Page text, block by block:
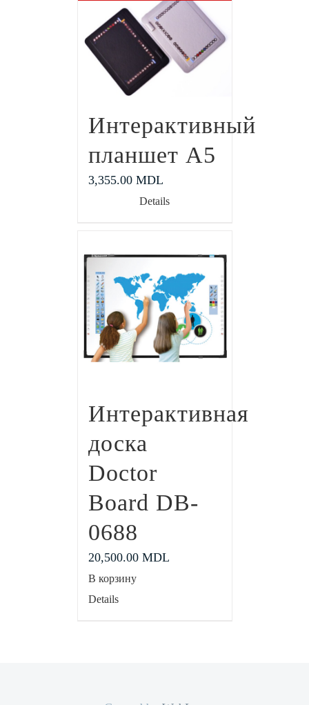
Интерактивный
планшет А5
3,355.00 MDL
Details
Интерактивная
доска
Doctor
Board DB-
0688
20,500.00 MDL
В корзину
Details